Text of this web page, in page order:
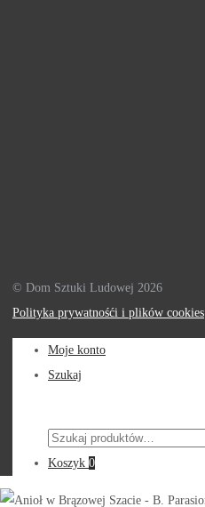
© Dom Sztuki Ludowej 2026
Polityka prywatnośći i plików cookies
Moje konto
Szukaj
Szukaj:
Koszyk 0